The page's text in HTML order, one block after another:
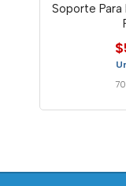
Soporte